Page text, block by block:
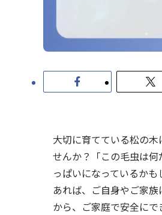
大切に育てている松の
せんか？「この毛虫は
っぱいになっているか
あれば、ご自身やご家
から、ご家庭で安全に